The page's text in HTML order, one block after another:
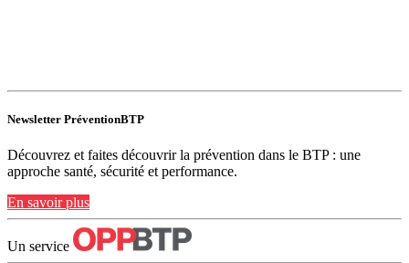
Newsletter PréventionBTP
Découvrez et faites découvrir la prévention dans le BTP : une
approche santé, sécurité et performance.
En savoir plus
Un service